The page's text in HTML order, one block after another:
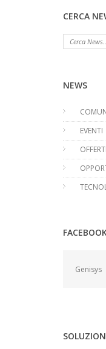
CERCA
NEWS
EVENTI
Genisys